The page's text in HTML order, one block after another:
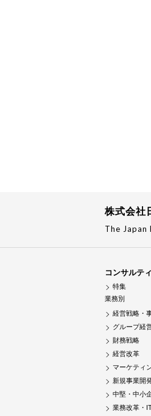
株式会社
The Japan
コンサルテ
特集
業務別
経営戦略・
グループ経
財務戦略
経営改革
マーケティ
新規事業開
中堅・中小
業務改革・